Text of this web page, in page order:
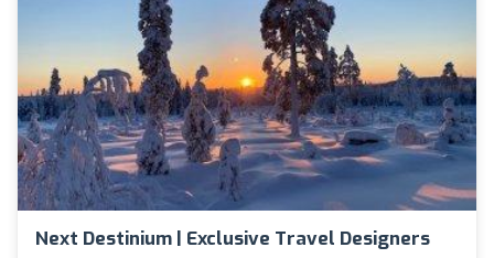
Next Destinium | Exclusive Travel Designers